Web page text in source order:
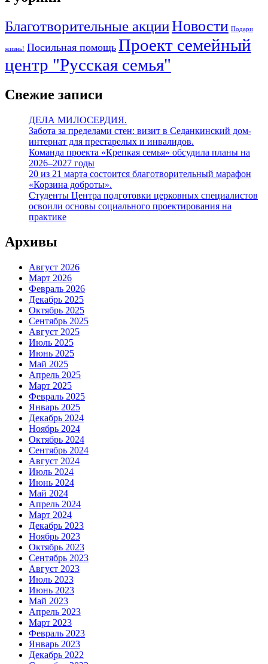
Благотворительные акцииНовости Подари
жизнь! Посильная помощь Проект семейный
центр "Русская семья"
Свежие записи
ДЕЛА МИЛОСЕРДИЯ.
Забота за пределами стен: визит в Седанкинский дом-
интернат для престарелых и инвалидов.
Команда проекта «Крепкая семья» обсудила планы на
2026–2027 годы
20 из 21 марта состоится благотворительный марафон
«Корзина доброты».
Студенты Центра подготовки церковных специалистов
освоили основы социального проектирования на
практике
Архивы
Август 2026
Март 2026
Февраль 2026
Декабрь 2025
Октябрь 2025
Сентябрь 2025
Август 2025
Июль 2025
Июнь 2025
Май 2025
Апрель 2025
Март 2025
Февраль 2025
Январь 2025
Декабрь 2024
Ноябрь 2024
Октябрь 2024
Сентябрь 2024
Август 2024
Июль 2024
Июнь 2024
Май 2024
Апрель 2024
Март 2024
Декабрь 2023
Ноябрь 2023
Октябрь 2023
Сентябрь 2023
Август 2023
Июль 2023
Июнь 2023
Май 2023
Апрель 2023
Март 2023
Февраль 2023
Январь 2023
Декабрь 2022